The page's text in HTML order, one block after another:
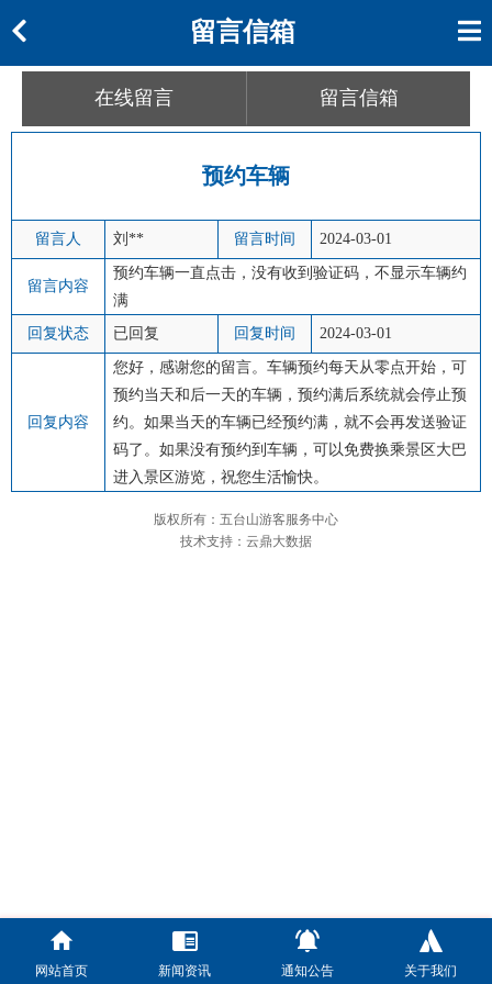
留言信箱
在线留言 留言信箱
预约车辆
留言人 刘** 留言时间 2024-03-01
留言内容
预约车辆一直点击，没有收到验证码，不显示车辆约
满
回复状态
已回复 回复时间 2024-03-01
回复内容
您好，感谢您的留言。车辆预约每天从零点开始，可
预约当天和后一天的车辆，预约满后系统就会停止预
约。如果当天的车辆已经预约满，就不会再发送验证
码了。如果没有预约到车辆，可以免费换乘景区大巴
进入景区游览，祝您生活愉快。
版权所有：五台山游客服务中心
技术支持：云鼎大数据
网站首页 新闻资讯 通知公告 关于我们